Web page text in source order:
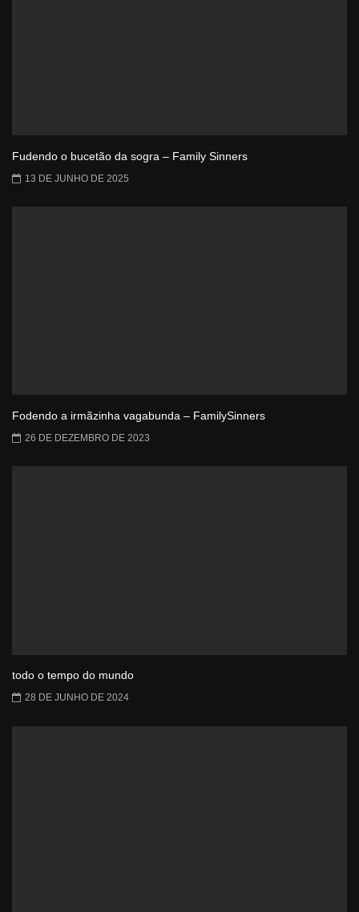
Fudendo o bucetão da sogra – Family Sinners
13 DE JUNHO DE 2025
Fodendo a irmãzinha vagabunda – FamilySinners
26 DE DEZEMBRO DE 2023
todo o tempo do mundo
28 DE JUNHO DE 2024